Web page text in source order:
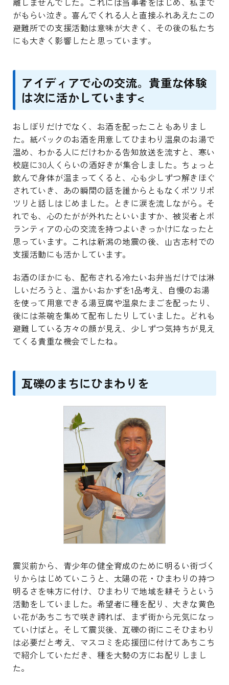
がもらい泣き。喜んでくれる人と直接ふれあえたこの
避難所での支援活動は意味が大きく、その後の私たち
にも大きく影響したと思っています。
アイディアで心の交流。貴重な体験
は次に活かしています<
おしぼりだけでなく、お酒を配ったこともありまし
た。紙パックのお酒を用意してひまわり温泉のお湯で
温め、わかる人にだけわかる告知放送を流すと、寒い
校庭に30人くらいの酒好きが集合しました。ちょっと
飲んで身体が温まってくると、心も少しずつ解きほぐ
されていき、あの瞬間の話を誰からともなくポツリポ
ツリと話しはじめました。ときに涙を流しながら。そ
れでも、心のたがが外れたといいますか、被災者とボ
ランティアの心の交流を持つよいきっかけになったと
思っています。これは新潟の地震の後、山古志村での
支援活動にも活かしています。
お酒のほかにも、配布される冷たいお弁当だけでは淋
しいだろうと、温かいおかずを1品考え、自慢のお湯
を使って用意できる湯豆腐や温泉たまごを配ったり、
後には茶碗を集めて配布したりしていました。どれも
避難している方々の顔が見え、少しずつ気持ちが見え
てくる貴重な機会でしたね。
瓦礫のまちにひまわりを
震災前から、青少年の健全育成のために明るい街づく
りからはじめていこうと、太陽の花・ひまわりの持つ
明るさを味方に付け、ひまわりで地域を耕そうという
活動をしていました。希望者に種を配り、大きな黄色
い花があちこちで咲き誇れば、まず街から元気になっ
ていけばと。そして震災後、瓦礫の街にこそひまわり
は必要だと考え、マスコミを応援団に付けてあちこち
で紹介していただき、種を大勢の方にお配りしまし
た。